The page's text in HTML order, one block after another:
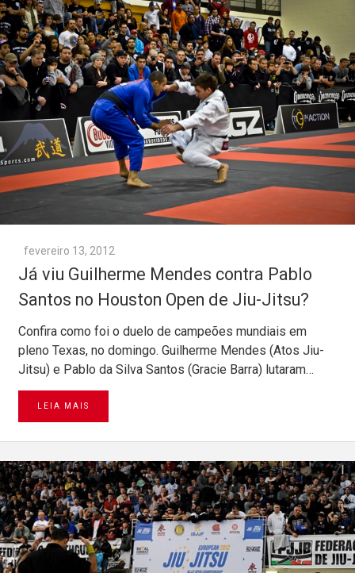
fevereiro 13, 2012
Já viu Guilherme Mendes contra Pablo
Santos no Houston Open de Jiu-Jitsu?
Confira como foi o duelo de campeões mundiais em
pleno Texas, no domingo. Guilherme Mendes (Atos Jiu-
Jitsu) e Pablo da Silva Santos (Gracie Barra) lutaram…
LEIA MAIS